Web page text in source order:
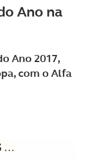
Ano na
Ano 2017,
com o Alfa